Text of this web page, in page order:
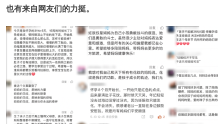
也有来自网友们的力挺。